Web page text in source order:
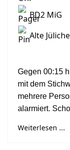
BD2 MiG
Alte
Gegen 00:15
mit dem
mehrere
alarmiert.
Weiterlesen ...